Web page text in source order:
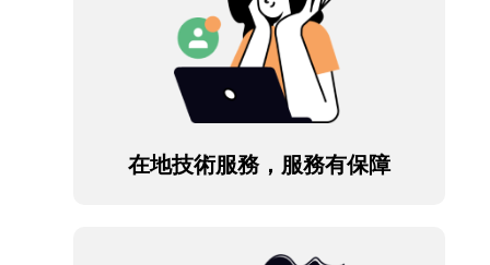
在地技術服務，服務有保障